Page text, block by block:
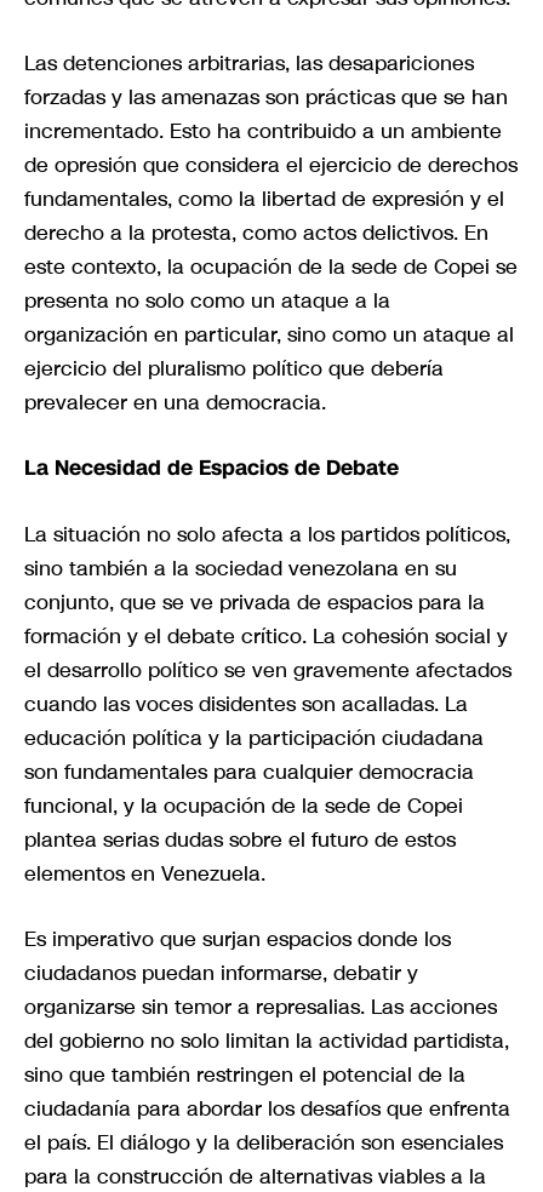
Las detenciones arbitrarias, las desapariciones
forzadas y las amenazas son prácticas que se han
incrementado. Esto ha contribuido a un ambiente
de opresión que considera el ejercicio de derechos
fundamentales, como la libertad de expresión y el
derecho a la protesta, como actos delictivos. En
este contexto, la ocupación de la sede de Copei se
presenta no solo como un ataque a la
organización en particular, sino como un ataque al
ejercicio del pluralismo político que debería
prevalecer en una democracia.
La Necesidad de Espacios de Debate
La situación no solo afecta a los partidos políticos,
sino también a la sociedad venezolana en su
conjunto, que se ve privada de espacios para la
formación y el debate crítico. La cohesión social y
el desarrollo político se ven gravemente afectados
cuando las voces disidentes son acalladas. La
educación política y la participación ciudadana
son fundamentales para cualquier democracia
funcional, y la ocupación de la sede de Copei
plantea serias dudas sobre el futuro de estos
elementos en Venezuela.
Es imperativo que surjan espacios donde los
ciudadanos puedan informarse, debatir y
organizarse sin temor a represalias. Las acciones
del gobierno no solo limitan la actividad partidista,
sino que también restringen el potencial de la
ciudadanía para abordar los desafíos que enfrenta
el país. El diálogo y la deliberación son esenciales
para la construcción de alternativas viables a la